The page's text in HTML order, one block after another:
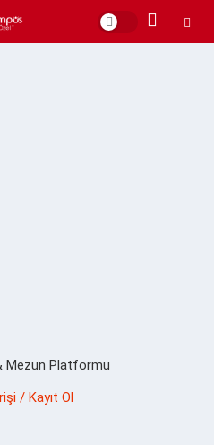
Mezun Platformu
/ Kayıt Ol